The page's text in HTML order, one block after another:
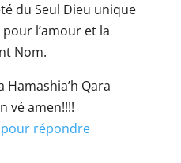
du Seul Dieu unique
l’amour et la
Nom.
Hamashia’h Qara
vé amen!!!!
répondre